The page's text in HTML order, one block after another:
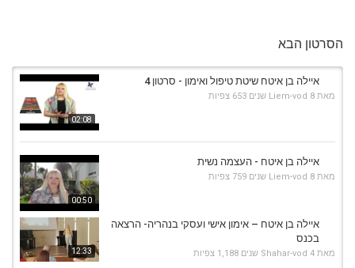
הסרטון הבא
02:08
איילה בן איטח שיטת טיפול ואימון - סרטון 4
מאת Liem-vod 8 שנים 653 צפיות
00:50
איילה בן איטח - העצמה נשית
מאת Liem-vod 8 שנים 759 צפיות
12:33
איילה בן איטח – אימון אישי ועסקי בנהריה- הרצאה
בכנס
מאת Shahar-vod 4 שנים 1,188 צפיות